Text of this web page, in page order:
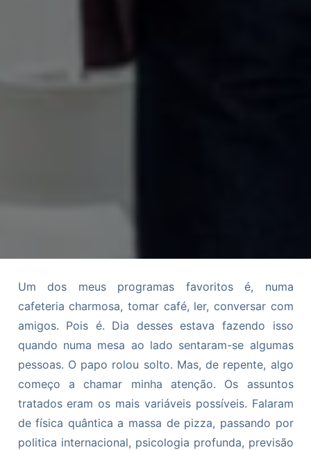
Um dos meus programas favoritos é, numa
cafeteria charmosa, tomar café, ler, conversar com
amigos. Pois é. Dia desses estava fazendo isso
quando numa mesa ao lado sentaram-se algumas
pessoas. O papo rolou solto. Mas, de repente, algo
começo a chamar minha atenção. Os assuntos
tratados eram os mais variáveis possíveis. Falaram
de física quântica a massa de pizza, passando por
politica internacional, psicologia profunda, previsão